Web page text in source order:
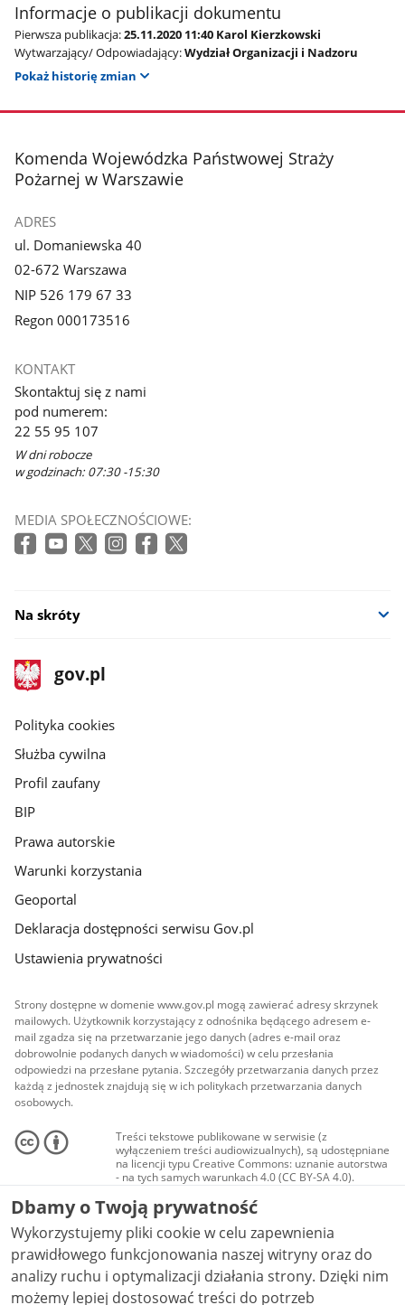
Informacje o publikacji dokumentu
Pierwsza publikacja:25.11.2020 11:40 Karol Kierzkowski
Wytwarzający/ Odpowiadający:Wydział Organizacji i Nadzoru
Pokaż historię zmian
stopka
Komenda Wojewódzka Państwowej Straży
Pożarnej w Warszawie
ADRES
ul. Domaniewska 40
02-672 Warszawa
NIP 526 179 67 33
Regon 000173516
KONTAKT
Skontaktuj się z nami
pod numerem:
22 55 95 107
W dni robocze
w godzinach: 07:30 -15:30
MEDIA SPOŁECZNOŚCIOWE:
Na skróty
stopka
gov.pl
Strona
gov.pl
gov.pl
Polityka cookies
Służba cywilna
Profil zaufany
BIP
Prawa autorskie
Warunki korzystania
Geoportal
Deklaracja dostępności serwisu Gov.pl
Ustawienia prywatności
Strony dostępne w domenie www.gov.pl mogą zawierać adresy skrzynek
mailowych. Użytkownik korzystający z odnośnika będącego adresem e-
mail zgadza się na przetwarzanie jego danych (adres e-mail oraz
dobrowolnie podanych danych w wiadomości) w celu przesłania
odpowiedzi na przesłane pytania. Szczegóły przetwarzania danych przez
każdą z jednostek znajdują się w ich politykach przetwarzania danych
osobowych.
Treści tekstowe publikowane w serwisie (z
wyłączeniem treści audiowizualnych), są udostępniane
na licencji typu Creative Commons: uznanie autorstwa
- na tych samych warunkach 4.0 (CC BY-SA 4.0).
Materiały audiowizualne, w tym zdjęcia, materiały
audio i wideo, są udostępniane na licencji typu
Creative Commons: uznanie autorstwa użycie
niekomercyjne - bez utworów zależnych 4.0 (CC BY-
NC-ND 4.0), o ile nie jest to stwierdzone inaczej.
Dbamy o Twoją prywatność
Wykorzystujemy pliki cookie w celu zapewnienia
prawidłowego funkcjonowania naszej witryny oraz do
analizy ruchu i optymalizacji działania strony. Dzięki nim
możemy lepiej dostosować treści do potrzeb